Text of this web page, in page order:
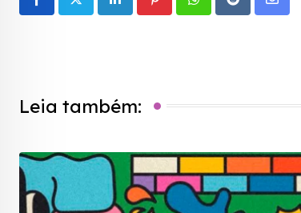
LinkedInPinterestWhatsappRedditShare
Leia também: